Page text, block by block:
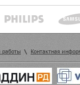
работы \ Контактная